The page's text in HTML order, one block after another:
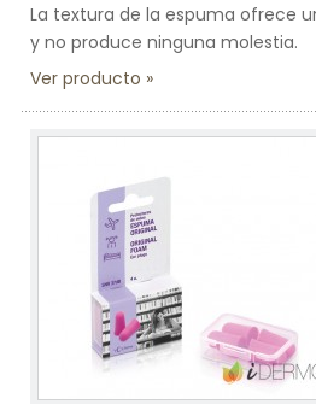
La textura de la espuma ofrece
y no produce ninguna molestia.
Ver producto